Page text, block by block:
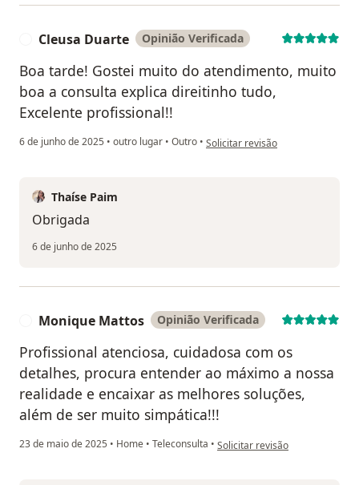
Cleusa Duarte Opinião Verificada
Boa tarde! Gostei muito do atendimento, muito
boa a consulta explica direitinho tudo,
Excelente profissional!!
6 de junho de 2025 • outro lugar • Outro • na opinião do utilizador Cleusa
Solicitar revisão
Thaíse Paim
Obrigada
6 de junho de 2025
Monique Mattos Opinião Verificada
Profissional atenciosa, cuidadosa com os
detalhes, procura entender ao máximo a nossa
realidade e encaixar as melhores soluções,
além de ser muito simpática!!!
23 de maio de 2025 • Home • Teleconsulta • na opinião do utilizador
Solicitar revisão